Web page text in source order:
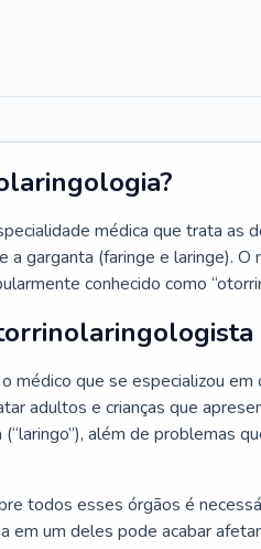
médica que trata as
a garganta (faringe e laringe). O
conhecido como
médico que se especializou
adultos e crianças que
(“laringo”), além de problemas
todos esses órgãos é
em um deles pode acabar